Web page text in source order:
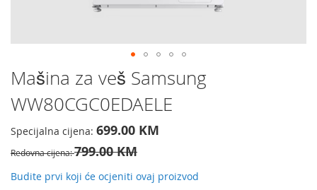
Preskočite
na
početak
galerije
slika
Mašina za veš Samsung
WW80CGC0EDAELE
Specijalna cijena 699.00 KM
Redovna cijena 799.00 KM
Budite prvi koji će ocjeniti ovaj proizvod